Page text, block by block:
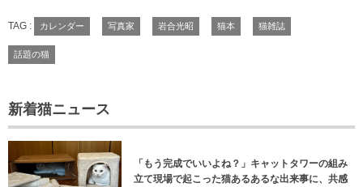
TAG : カレンダー 写真家 岩合光昭 猫本 猫雑誌
話題の猫
新着猫ニュース
「もう完成でいいよね？」キャットタワーの組み
立て現場で起こった猫あるあるな出来事に、共感